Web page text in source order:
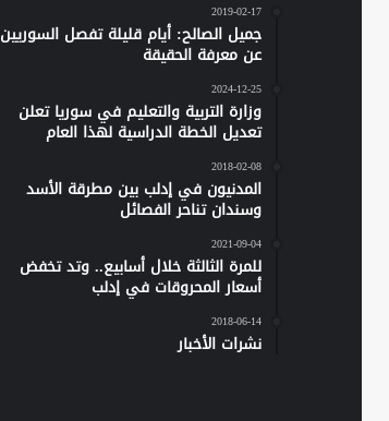
2019-02-17
جميل الصالح: أيام قليلة تفصل السوريين
عن معرفة الحقيقة
2024-12-25
وزارة التربية والتعليم في سوريا تعلن
تعديل الخطة الدراسية لهذا العام
2018-02-08
المدنيون في إدلب بين مطرقة الأسد
وسندان تناحر الفصائل
2021-09-04
للمرة الثالثة خلال أسابيع.. وتد تخفض
أسعار المحروقات في إدلب
2018-06-14
نشرات الأخبار